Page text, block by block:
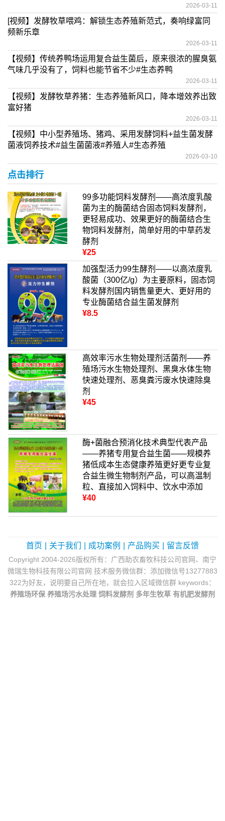
2026-03-11
[视频】发酵牧草喂鸡：解锁生态养殖新范式，奏响绿富同
频新乐章
2026-03-11
【视频】传统养鸭场运用复合益生菌后，原来很浓的腥臭氨
气味几乎没有了，饲料也能节省不少#生态养鸭
2026-03-11
【视频】发酵牧草养猪：生态养殖新风口，降本增效养出致
富好猪
2026-03-11
【视频】中小型养殖场、猪鸡、采用发酵饲料+益生菌发酵
菌液饲养技术#益生菌菌液#养殖人#生态养殖
2026-03-10
点击排行
99多功能饲料发酵剂——高浓度乳酸
菌为主的酶菌结合固态饲料发酵剂，
更轻易成功、效果更好的酶菌结合生
物饲料发酵剂，简单好用的中草药发
酵剂
¥25
加强型活力99生酵剂——以高浓度乳
酸菌（300亿/g）为主要原料，固态饲
料发酵剂国内销售量更大、更好用的
专业酶菌结合益生菌发酵剂
¥8.5
高效率污水生物处理剂活菌剂——养
殖场污水生物处理剂、黑臭水体生物
快速处理剂、恶臭粪污废水快速除臭
剂
¥45
酶+菌融合预消化技术典型代表产品
——养猪专用复合益生菌——规模养
猪低成本生态健康养殖更好更专业复
合益生微生物制剂产品，可以高温制
粒、直接加入饲料中、饮水中添加
¥40
首页 关于我们 成功案例 产品购买 留言反馈
Copyright 2004-2026版权所有：广西助农畜牧科技公司官网、南宁
微瑞生物科技有限公司官网 技术服务微信群：添加微信号13277883
322为好友，说明要自己所在地，就会拉入区域微信群 keywords：
养殖场环保 养殖场污水处理 饲料发酵剂 多年生牧草 有机肥发酵剂